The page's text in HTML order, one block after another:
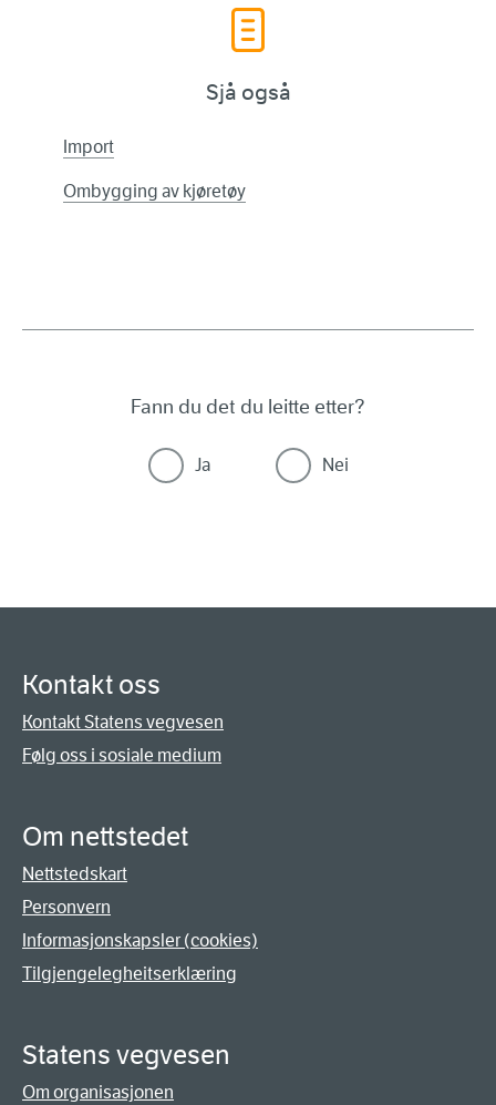
Sjå også
Import
Ombygging av kjøretøy
Fann du det du leitte etter?
Ja Nei
Kontakt oss
Kontakt Statens vegvesen
Følg oss i sosiale medium
Om nettstedet
Nettstedskart
Personvern
Informasjonskapsler (cookies)
Tilgjengelegheitserklæring
Statens vegvesen
Om organisasjonen